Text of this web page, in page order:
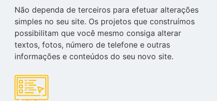
Não dependa de terceiros para efetuar alterações
simples no seu site. Os projetos que construímos
possibilitam que você mesmo consiga alterar
textos, fotos, número de telefone e outras
informações e conteúdos do seu novo site.